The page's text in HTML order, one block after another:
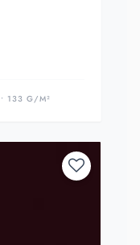
• 133 G/M²